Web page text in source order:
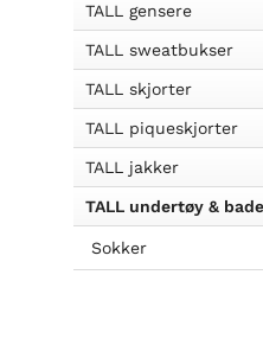
TALL gensere
TALL sweatbukser
TALL skjorter
TALL piqueskjorter
TALL jakker
TALL undertøy &
Sokker